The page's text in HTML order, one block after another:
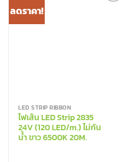
ลดราคา!
LED STRIP RIBBON
ไฟเส้น LED Strip 2835
24V (120 LED/m.) ไม่กัน
น้ำ ขาว 6500K 20M.